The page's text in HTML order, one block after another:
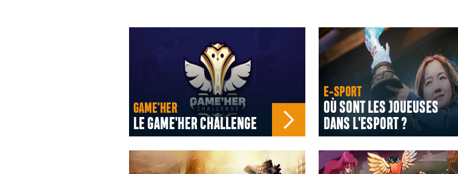
GAME'HER
LE GAME'HER CHALLENGE
E-SPORT
OÙ SONT LES JOUEUSES
DANS L'ESPORT ?